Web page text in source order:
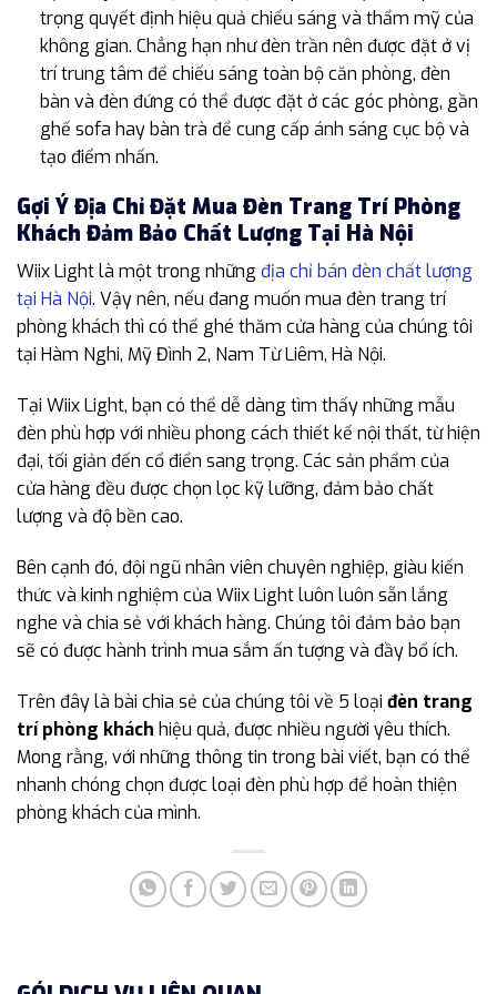
trọng quyết định hiệu quả chiếu sáng và thẩm mỹ của
không gian. Chẳng hạn như đèn trần nên được đặt ở vị
trí trung tâm để chiếu sáng toàn bộ căn phòng, đèn
bàn và đèn đứng có thể được đặt ở các góc phòng, gần
ghế sofa hay bàn trà để cung cấp ánh sáng cục bộ và
tạo điểm nhấn.
Gợi Ý Địa Chỉ Đặt Mua Đèn Trang Trí Phòng
Khách Đảm Bảo Chất Lượng Tại Hà Nội
Wiix Light là một trong những địa chỉ bán đèn chất lượng
tại Hà Nội. Vậy nên, nếu đang muốn mua đèn trang trí
phòng khách thì có thể ghé thăm cửa hàng của chúng tôi
tại Hàm Nghi, Mỹ Đình 2, Nam Từ Liêm, Hà Nội.
Tại Wiix Light, bạn có thể dễ dàng tìm thấy những mẫu
đèn phù hợp với nhiều phong cách thiết kế nội thất, từ hiện
đại, tối giản đến cổ điển sang trọng. Các sản phẩm của
cửa hàng đều được chọn lọc kỹ lưỡng, đảm bảo chất
lượng và độ bền cao.
Bên cạnh đó, đội ngũ nhân viên chuyên nghiệp, giàu kiến
thức và kinh nghiệm của Wiix Light luôn luôn sẵn lắng
nghe và chia sẻ với khách hàng. Chúng tôi đảm bảo bạn
sẽ có được hành trình mua sắm ấn tượng và đầy bổ ích.
Trên đây là bài chia sẻ của chúng tôi về 5 loại đèn trang
trí phòng khách hiệu quả, được nhiều người yêu thích.
Mong rằng, với những thông tin trong bài viết, bạn có thể
nhanh chóng chọn được loại đèn phù hợp để hoàn thiện
phòng khách của mình.